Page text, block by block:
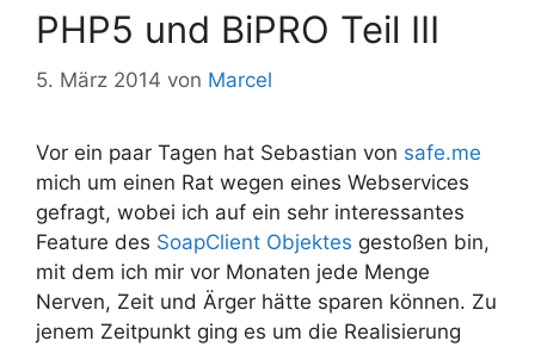
PHP5 und BiPRO Teil III
5. März 2014 von Marcel
Vor ein paar Tagen hat Sebastian von safe.me
mich um einen Rat wegen eines Webservices
gefragt, wobei ich auf ein sehr interessantes
Feature des SoapClient Objektes gestoßen bin,
mit dem ich mir vor Monaten jede Menge
Nerven, Zeit und Ärger hätte sparen können. Zu
jenem Zeitpunkt ging es um die Realisierung